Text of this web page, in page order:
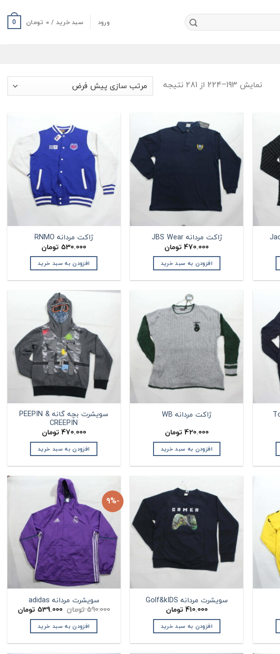
ورود سبد خرید / 0 تومان 0
نمایش 193–224 از 281 نتیجه
ژاکت مردانه JBS Wear
470.000 تومان
افزودن به سبد خرید
ژاکت مردانه RNMO
530.000 تومان
افزودن به سبد خرید
ژاکت مردانه WB
420.000 تومان
افزودن به سبد خرید
سویشرت بچه گانه PEEPIN &
CREEPIN
470.000 تومان
افزودن به سبد خرید
سویشرت مردانه Golf&kIDS
410.000 تومان
افزودن به سبد خرید
-9%
سویشرت مردانه adidas
590.000 تومان قیمت
اصلی:
590.000 تومان
بود.
539.000 تومان
افزودن به سبد خرید